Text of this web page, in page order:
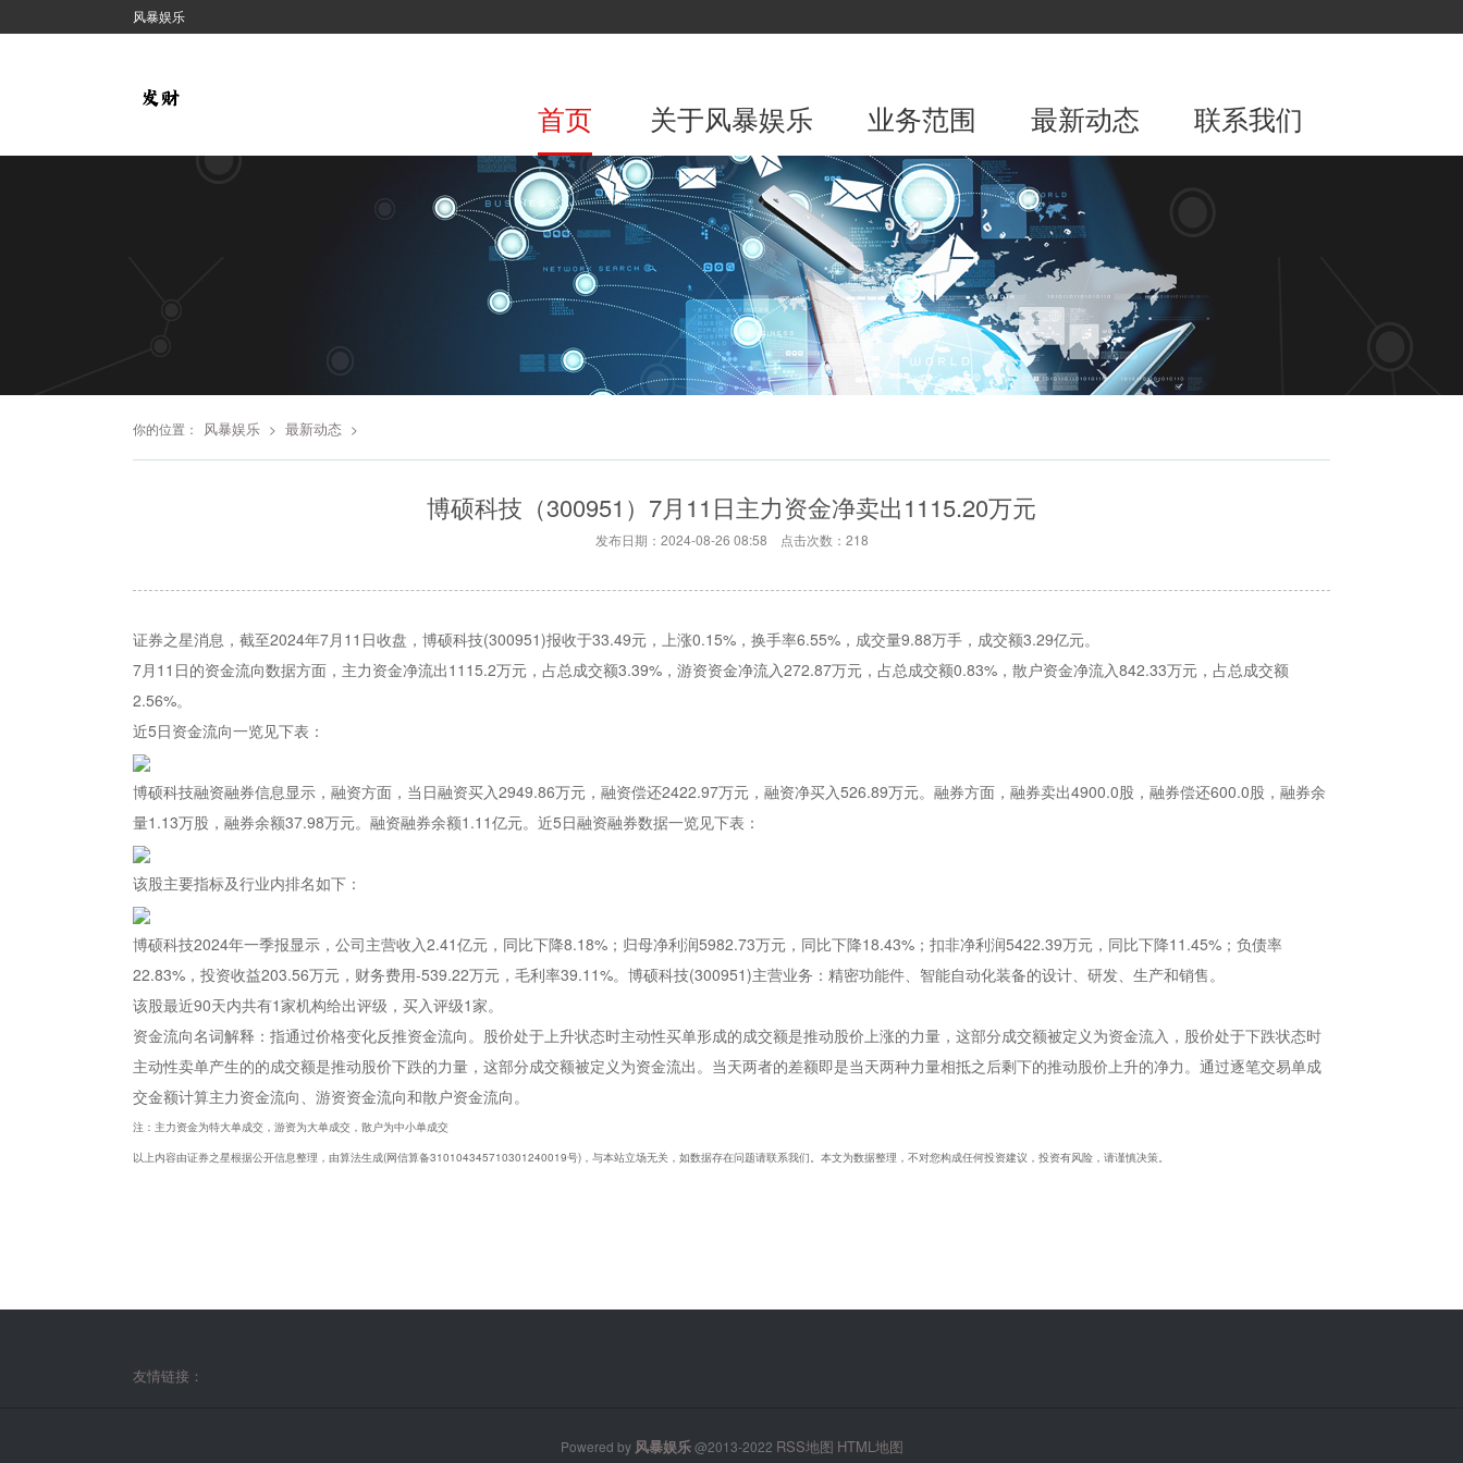
风暴娱乐
首页 关于风暴娱乐 业务范围 最新动态 联系我们
你的位置： 风暴娱乐 > 最新动态 >
博硕科技（300951）7月11日主力资金净卖出1115.20万元
发布日期：2024-08-26 08:58 点击次数：218
证券之星消息，截至2024年7月11日收盘，博硕科技(300951)报收于33.49元，上涨0.15%，换手率6.55%，成交量9.88万手，成交额3.29亿元。
7月11日的资金流向数据方面，主力资金净流出1115.2万元，占总成交额3.39%，游资资金净流入272.87万元，占总成交额0.83%，散户资金净流入842.33万元，占总成交额
2.56%。
近5日资金流向一览见下表：
博硕科技融资融券信息显示，融资方面，当日融资买入2949.86万元，融资偿还2422.97万元，融资净买入526.89万元。融券方面，融券卖出4900.0股，融券偿还600.0股，融券余
量1.13万股，融券余额37.98万元。融资融券余额1.11亿元。近5日融资融券数据一览见下表：
该股主要指标及行业内排名如下：
博硕科技2024年一季报显示，公司主营收入2.41亿元，同比下降8.18%；归母净利润5982.73万元，同比下降18.43%；扣非净利润5422.39万元，同比下降11.45%；负债率
22.83%，投资收益203.56万元，财务费用-539.22万元，毛利率39.11%。博硕科技(300951)主营业务：精密功能件、智能自动化装备的设计、研发、生产和销售。
该股最近90天内共有1家机构给出评级，买入评级1家。
资金流向名词解释：指通过价格变化反推资金流向。股价处于上升状态时主动性买单形成的成交额是推动股价上涨的力量，这部分成交额被定义为资金流入，股价处于下跌状态时
主动性卖单产生的的成交额是推动股价下跌的力量，这部分成交额被定义为资金流出。当天两者的差额即是当天两种力量相抵之后剩下的推动股价上升的净力。通过逐笔交易单成
交金额计算主力资金流向、游资资金流向和散户资金流向。
注：主力资金为特大单成交，游资为大单成交，散户为中小单成交
以上内容由证券之星根据公开信息整理，由算法生成(网信算备310104345710301240019号)，与本站立场无关，如数据存在问题请联系我们。本文为数据整理，不对您构成任何投资建议，投资有风险，请谨慎决策。
友情链接：
Powered by 风暴娱乐@2013-2022 RSS地图 HTML地图